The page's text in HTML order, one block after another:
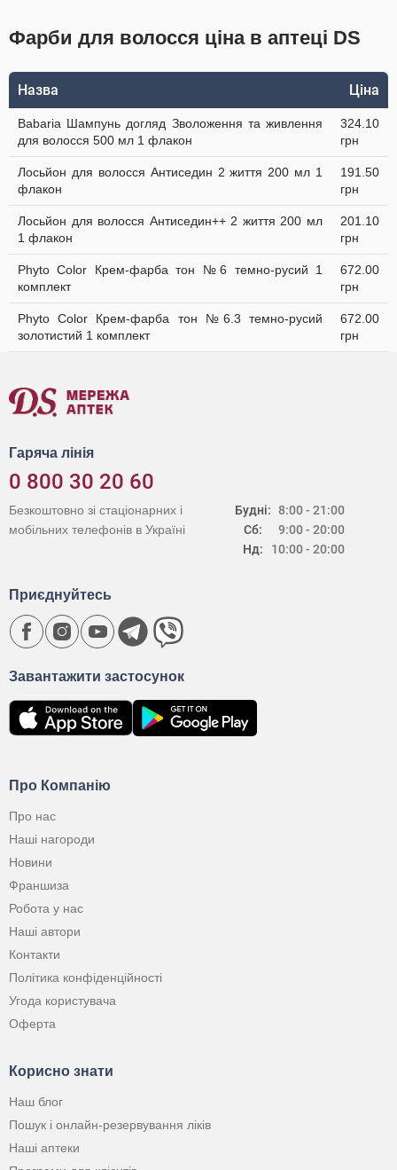
Фарби для волосся ціна в аптеці DS
Назва Ціна
Babaria Шампунь догляд Зволоження та живлення
для волосся 500 мл 1 флакон
324.10
грн
Лосьйон для волосся Антиседин 2 життя 200 мл 1
флакон
191.50
грн
Лосьйон для волосся Антиседин++ 2 життя 200 мл
1 флакон
201.10
грн
Phyto Color Крем-фарба тон №6 темно-русий 1
комплект
672.00
грн
Phyto Color Крем-фарба тон №6.3 темно-русий
золотистий 1 комплект
672.00
грн
Гаряча лінія
0 800 30 20 60
Будні:
Сб:
Нд:
8:00 - 21:00
9:00 - 20:00
10:00 - 20:00
Безкоштовно зі стаціонарних і
мобільних телефонів в Україні
Про Компанію
Про нас
Наші нагороди
Новини
Франшиза
Робота у нас
Наші автори
Контакти
Політика конфіденційності
Угода користувача
Оферта
Корисно знати
Наш блог
Пошук і онлайн-резервування ліків
Наші аптеки
Завантажити застосунок
Приєднуйтесь